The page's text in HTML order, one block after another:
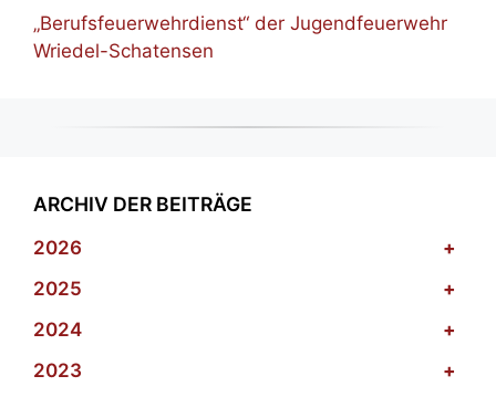
„Berufsfeuerwehrdienst“ der Jugendfeuerwehr
Wriedel-Schatensen
ARCHIV DER BEITRÄGE
2026
+
2025
+
2024
+
2023
+